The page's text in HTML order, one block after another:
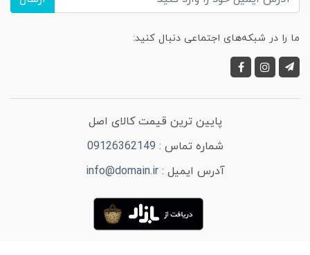
ما را در شبکه‌های اجتماعی دنبال کنید:
پایین ترین قیمت کالای اصل
شماره تماس : 09126362149
آدرس ایمیل :info@domain.ir